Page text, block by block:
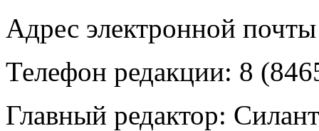
Адрес электронной
Телефон редакции: 8
Главный редактор: